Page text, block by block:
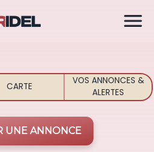
CARTE
VOS ANNONCES &
ALERTES
UNE ANNONCE
